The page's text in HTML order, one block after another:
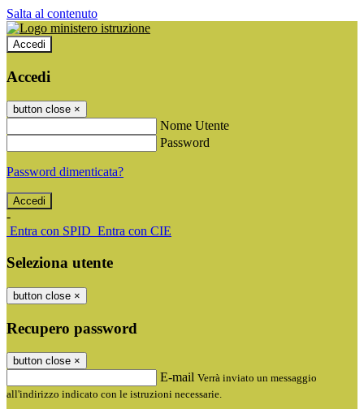
Salta al contenuto
Accedi
Accedi
button close ×
Nome Utente
Password
Password dimenticata?
-
Entra con SPID Entra con CIE
Seleziona utente
button close ×
Recupero password
button close ×
E-mail Verrà inviato un messaggio
all'indirizzo indicato con le istruzioni necessarie.